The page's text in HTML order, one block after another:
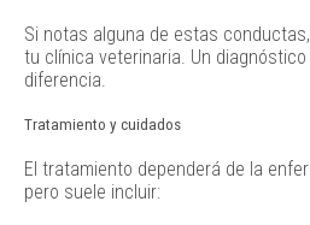
Si notas alguna de estas
tu clínica veterinaria. Un
diferencia.
Tratamiento y cuidados
El tratamiento dependerá de la
pero suele incluir: